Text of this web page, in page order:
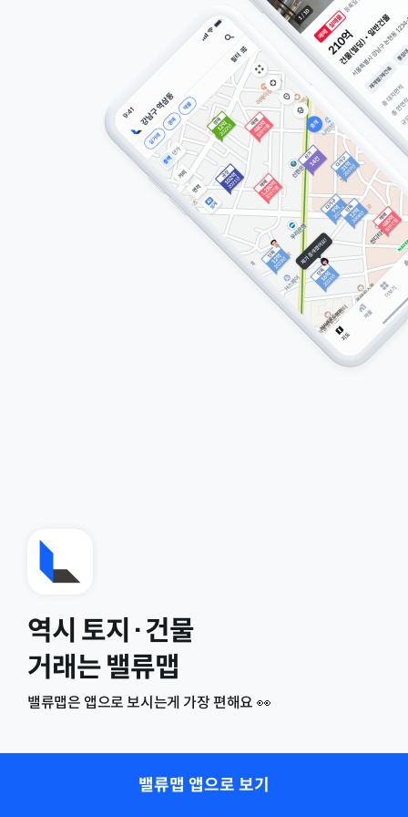
역시 토지·건물
거래는 밸류맵
밸류맵은 앱으로 보시는게 가장 편해요 👀
밸류맵 앱으로 보기